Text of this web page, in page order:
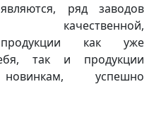
ряд заводов
качественной,
продукции как уже
так и продукции
успешно